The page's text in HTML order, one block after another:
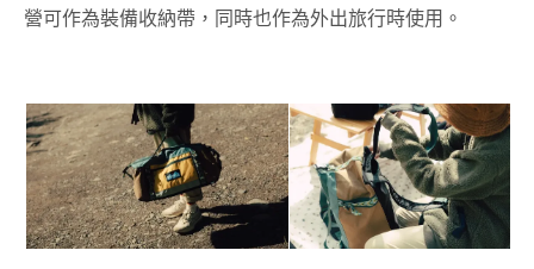
營可作為裝備收納帶，同時也作為外出旅行時使用。